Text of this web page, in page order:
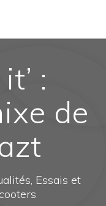
:
de
Essais et